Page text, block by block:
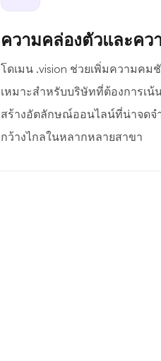
ความคล่องตัวและค
โดเมน .vision ช่วยเพิ่มความค
เหมาะสำหรับบริษัทที่ต้องการเ
สร้างอัตลักษณ์ออนไลน์ที่น่าจดจ
กว้างไกลในหลากหลายสาขา